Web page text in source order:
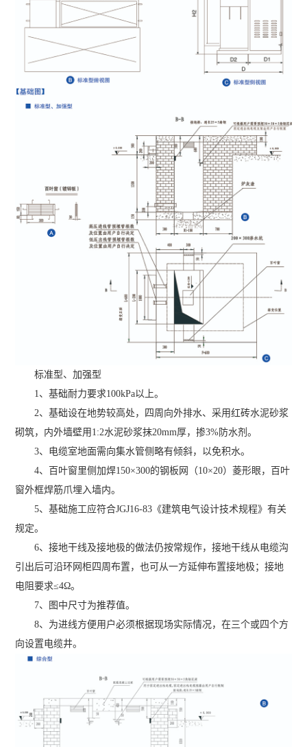
标准型、加强型
1、基础耐力要求100kPa以上。
2、基础设在地势较高处，四周向外排水、采用红砖水泥砂浆
砌筑，内外墙壁用1:2水泥砂浆抹20mm厚，掺3%防水剂。
3、电缆室地面需向集水管侧略有倾斜，以免积水。
4、百叶窗里侧加焊150×300的钢板网（10×20）菱形眼，百叶
窗外框焊筋爪埋入墙内。
5、基础施工应符合JGJ16-83《建筑电气设计技术规程》有关
规定。
6、接地干线及接地极的做法仍按常规作，接地干线从电缆沟
引出后可沿环网柜四周布置，也可从一方延伸布置接地极；接地
电阻要求≤4Ω。
7、图中尺寸为推荐值。
8、为进线方便用户必须根据现场实际情况，在三个或四个方
向设置电缆井。